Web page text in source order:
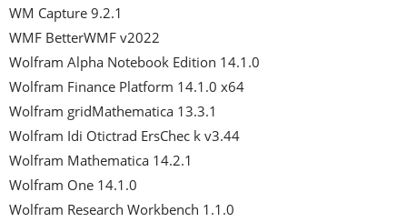
WM Capture 9.2.1
WMF BetterWMF v2022
Wolfram Alpha Notebook Edition 14.1.0
Wolfram Finance Platform 14.1.0 x64
Wolfram gridMathematica 13.3.1
Wolfram Idi Otictrad ErsChec k v3.44
Wolfram Mathematica 14.2.1
Wolfram One 14.1.0
Wolfram Research Workbench 1.1.0